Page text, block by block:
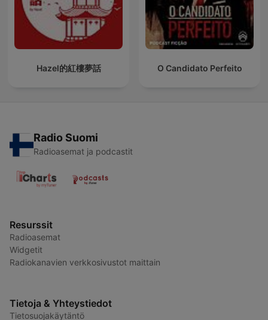
Hazel的紅樓夢話 O Candidato Perfeito
Radio Suomi
Radioasemat ja podcastit
Resurssit
Radioasemat
Widgetit
Radiokanavien verkkosivustot maittain
Tietoja & Yhteystiedot
Tietosuojakäytäntö